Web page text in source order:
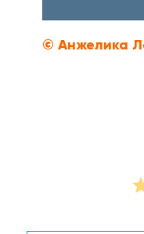
© Анжелика